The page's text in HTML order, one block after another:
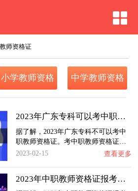
师资格证
小学教师资格
证
中学教师资格
证
2023年广东专科可以考中职教师资格证吗？
据了解，2023年广东专科不可以考中
职教师资格证。考中职教师资格证…
2023-02-15
查看更多
2023年中职教师资格证报考学历要求是什么？